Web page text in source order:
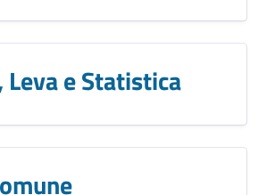
e Statistica